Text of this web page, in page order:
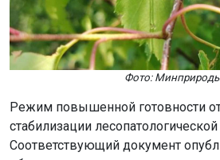
Фото:
Режим повышенной готовности
стабилизации
Соответствующий документ